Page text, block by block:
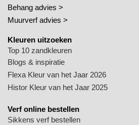
Behang advies >
Muurverf advies >
Kleuren uitzoeken
Top 10 zandkleuren
Blogs & inspiratie
Flexa Kleur van het Jaar 2026
Histor Kleur van het Jaar 2025
Verf online bestellen
Sikkens verf bestellen